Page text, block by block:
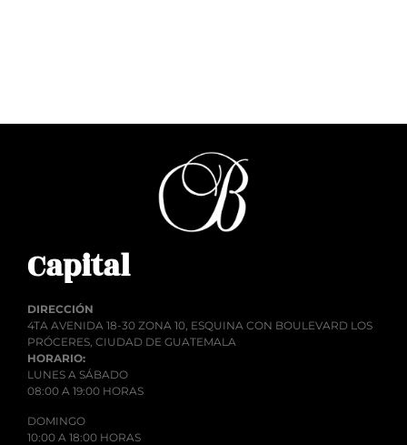
Capital
DIRECCIÓN
4TA AVENIDA 18-30 ZONA 10, ESQUINA CON BOULEVARD LOS
PRÓCERES, CIUDAD DE GUATEMALA
HORARIO:
LUNES A SÁBADO
08:00 A 19:00 HORAS
DOMINGO
10:00 A 18:00 HORAS